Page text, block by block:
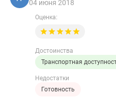
04 июня 2018
Оценка:
Достоинства
Транспортная
Недостатки
Готовность